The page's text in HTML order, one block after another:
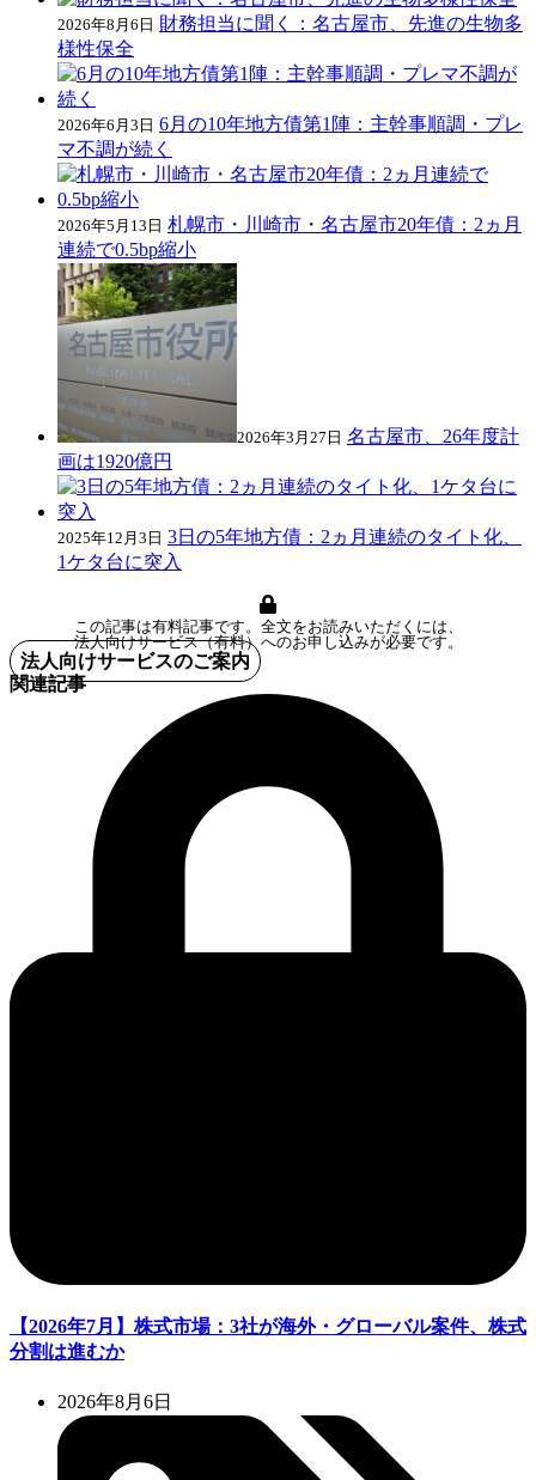
2026年8月6日 財務担当に聞く：名古屋市、先進の生物多
様性保全
2026年6月3日 6月の10年地方債第1陣：主幹事順調・プレ
マ不調が続く
2026年5月13日 札幌市・川崎市・名古屋市20年債：2ヵ月
連続で0.5bp縮小
2026年3月27日 名古屋市、26年度計
画は1920億円
2025年12月3日 3日の5年地方債：2ヵ月連続のタイト化、
1ケタ台に突入
この記事は有料記事です。全文をお読みいただくには、
法人向けサービス（有料）へのお申し込みが必要です。
法人向けサービスのご案内
関連記事
【2026年7月】株式市場：3社が海外・グローバル案件、株式
分割は進むか
2026年8月6日